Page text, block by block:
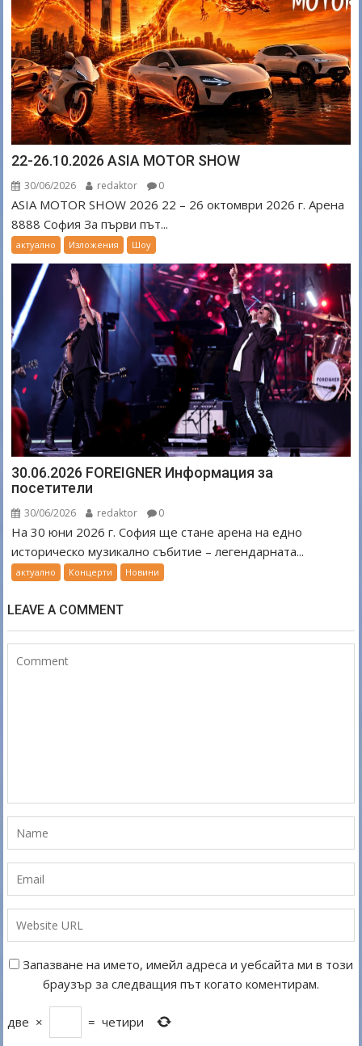
22-26.10.2026 ASIA MOTOR SHOW
30/06/2026 redaktor 0
ASIA MOTOR SHOW 2026 22 – 26 октомври 2026 г. Арена
8888 София За първи път...
актуално Изложения Шоу
30.06.2026 FOREIGNER Информация за
посетители
30/06/2026 redaktor 0
На 30 юни 2026 г. София ще стане арена на едно
историческо музикално събитие – легендарната...
актуално Концерти Новини
LEAVE A COMMENT
Запазване на името, имейл адреса и уебсайта ми в този
браузър за следващия път когато коментирам.
две × = четири